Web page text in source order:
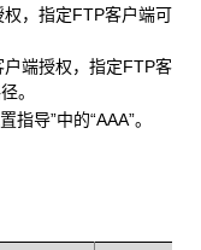
，指定FTP客户端可
户端授权，指定FTP客
。
指导”中的“AAA”。